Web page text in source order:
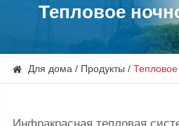
Тепловое
Для дома Продукты